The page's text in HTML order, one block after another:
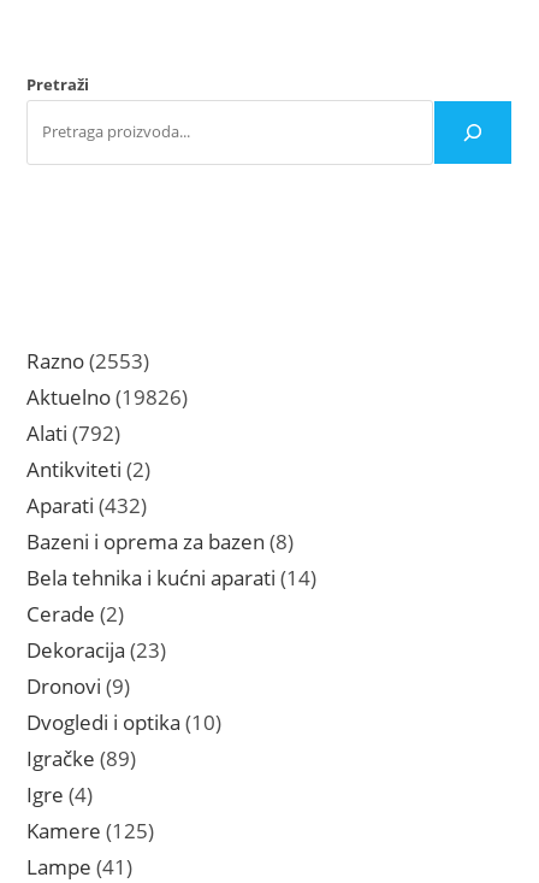
proizvoda.
Pretraži
Razno 25532553
proizvoda
Aktuelno 1982619826
Alati 792792
proizvoda
Antikviteti 22
proizvoda
Aparati 432432
proizvoda
Bazeni i oprema za bazen 88
proizvoda
Bela tehnika i kućni aparati 1414
Cerade 22
proizvoda
Dekoracija 2323
Dronovi 99
proizvoda
Dvogledi i optika 1010
Igračke 8989
Igre 44
proizvoda
Kamere 125125
Lampe 4141